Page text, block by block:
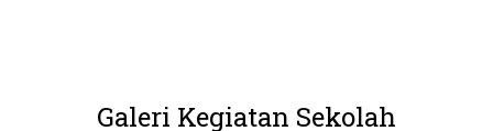
Galeri Kegiatan Sekolah